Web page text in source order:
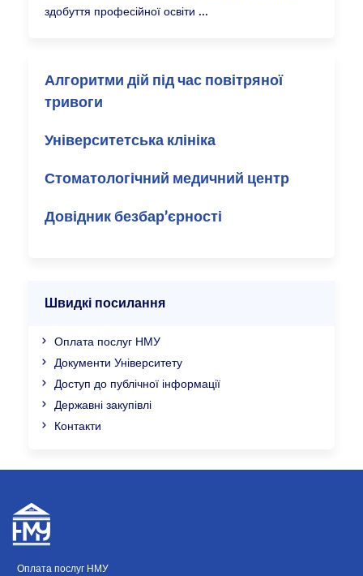
здобуття професійної освіти
Алгоритми дій під час повітряної
тривоги
Університетська клініка
Стоматологічний медичний центр
Довідник безбар’єрності
Швидкі посилання
Оплата послуг НМУ
Документи Університету
Доступ до публічної інформації
Державні закупівлі
Контакти
Оплата послуг НМУ